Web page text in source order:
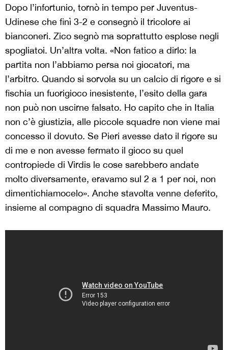
Dopo l’infortunio, tornò in tempo per Juventus-
Udinese che finì 3-2 e consegnò il tricolore ai
bianconeri. Zico segnò ma soprattutto esplose negli
spogliatoi. Un’altra volta. «Non fatico a dirlo: la
partita non l’abbiamo persa noi giocatori, ma
l’arbitro. Quando si sorvola su un calcio di rigore e si
fischia un fuorigioco inesistente, l’esito della gara
non può non uscirne falsato. Ho capito che in Italia
non c’è giustizia, alle piccole squadre non viene mai
concesso il dovuto. Se Pieri avesse dato il rigore su
di me e non avesse fermato il gioco su quel
contropiede di Virdis le cose sarebbero andate
molto diversamente, eravamo sul 2 a 1 per noi, non
dimentichiamocelo». Anche stavolta venne deferito,
insieme al compagno di squadra Massimo Mauro.